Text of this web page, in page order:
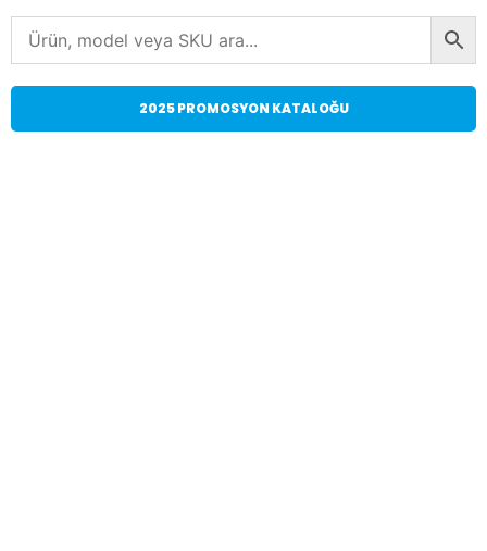
2025 PROMOSYON KATALOĞU